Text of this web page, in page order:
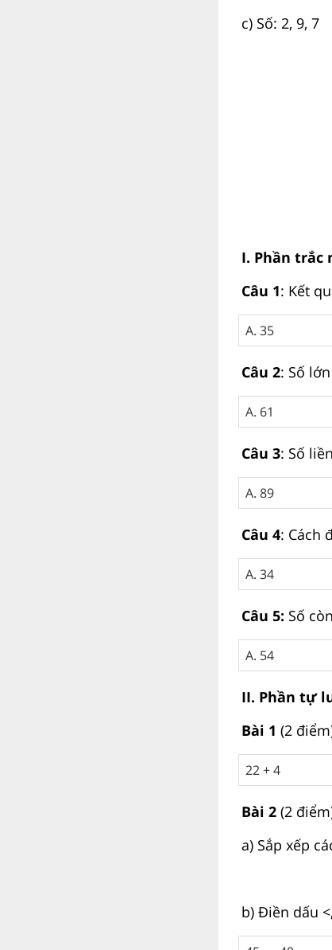
c) Số: 2, 9, 7
I. Phần trắc
Câu 1: Kết
A. 35
Câu 2: Số
A. 61
Câu 3: Số
A. 89
Câu 4: Cách
A. 34
Câu 5: Số
A. 54
II. Phần tự
Bài 1 (2
22 + 4
Bài 2(2
a) Sắp xếp
b) Điền dấu